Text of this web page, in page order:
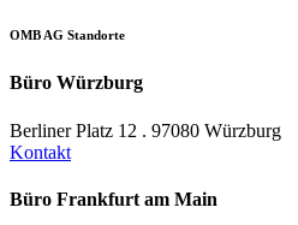
OMB AG Standorte
Büro Würzburg
Berliner Platz 12 . 97080 Würzburg
Kontakt
Büro Frankfurt am Main